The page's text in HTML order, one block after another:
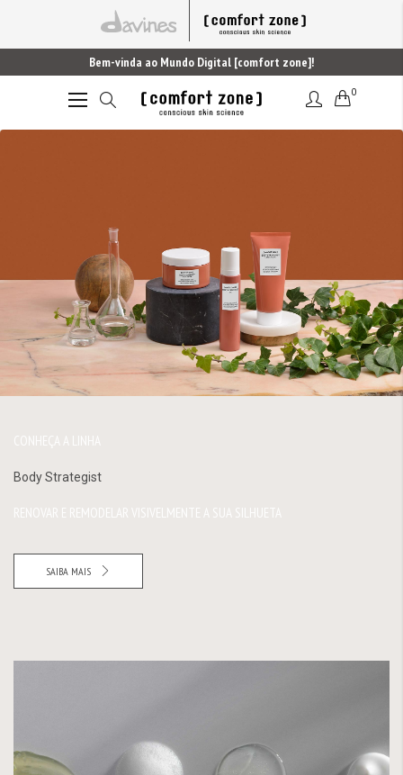
Bem-vinda ao Mundo Digital [comfort zone]!
Alternar
0
CONHEÇA A LINHA
Body Strategist
RENOVAR E REMODELAR VISIVELMENTE A SUA SILHUETA
SAIBA MAIS